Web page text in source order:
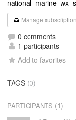
Manage subscription
0 comments
1 participants
Add to favorites
TAGS (0)
PARTICIPANTS (1)